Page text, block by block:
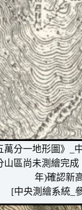
萬分一地形圖》_
區尚未測繪完
年)確認新
[中央測繪系統_